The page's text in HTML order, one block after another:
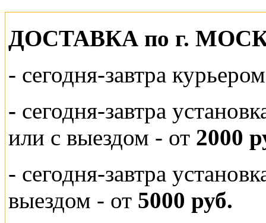
ДОСТАВКА по г.
- сегодня-завтра
- сегодня-завтра
или с выездом - от 2000
- сегодня-завтра
выездом - от 5000 руб.